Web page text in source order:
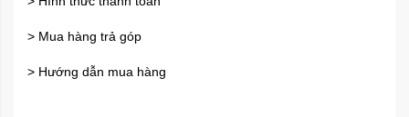
> Mua hàng trả góp
> Hướng dẫn mua hàng